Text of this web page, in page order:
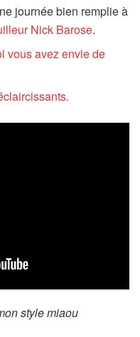
journée bien remplie à
Nick Barose.
vous avez envie de
style miaou